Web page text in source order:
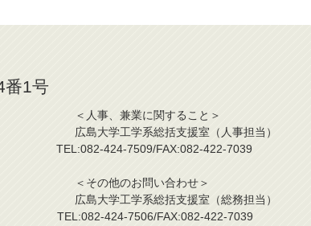
1号
＜人事、兼業に関すること＞
広島大学工学系総括支援室（人事担当）
424-7509/FAX:082-422-7039
その他のお問い合わせ＞
広島大学工学系総括支援室（総務担当）
424-7506/FAX:082-422-7039